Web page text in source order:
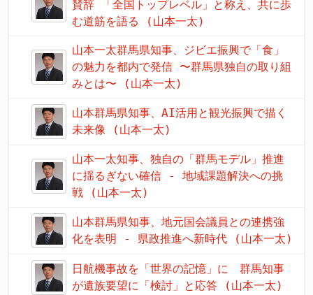
賛辞 「全国トップレベル」と称え、共に歩
む道筋を語る (山本一太)
山本一太群馬県知事、ジビエ振興で「食」
の魅力を都内で発信 〜群馬県独自の取り組
みとは〜 (山本一太)
山本群馬県知事、AI活用と観光振興で描く
未来像 (山本一太)
山本一太知事、独自の「群馬モデル」推進
に揺るぎない確信 - 地域課題解決への挑
戦 (山本一太)
山本群馬県知事、地元国会議員との連携強
化を表明 - 県政推進へ新時代 (山本一太)
日航機事故を「世界の記憶」に 群馬知事
が遺族要望に「検討」と応答 (山本一太)